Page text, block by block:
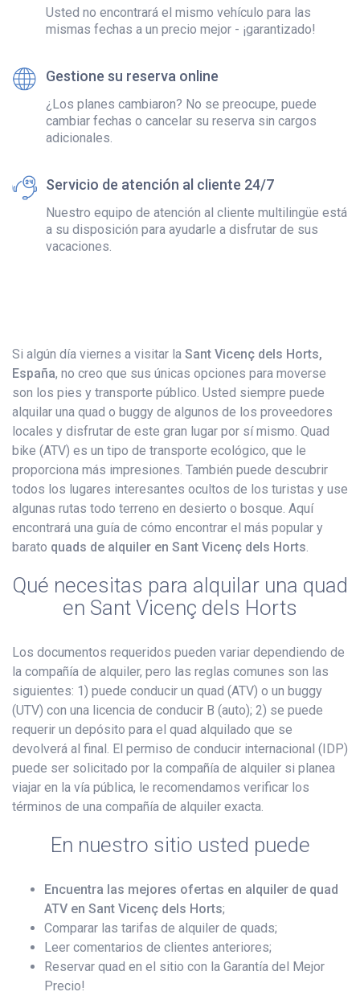
Usted no encontrará el mismo vehículo para las
mismas fechas a un precio mejor - ¡garantizado!
Gestione su reserva online
¿Los planes cambiaron? No se preocupe, puede
cambiar fechas o cancelar su reserva sin cargos
adicionales.
Servicio de atención al cliente 24/7
Nuestro equipo de atención al cliente multilingüe está
a su disposición para ayudarle a disfrutar de sus
vacaciones.
Si algún día viernes a visitar la Sant Vicenç dels Horts,
España, no creo que sus únicas opciones para moverse
son los pies y transporte público. Usted siempre puede
alquilar una quad o buggy de algunos de los proveedores
locales y disfrutar de este gran lugar por sí mismo. Quad
bike (ATV) es un tipo de transporte ecológico, que le
proporciona más impresiones. También puede descubrir
todos los lugares interesantes ocultos de los turistas y use
algunas rutas todo terreno en desierto o bosque. Aquí
encontrará una guía de cómo encontrar el más popular y
barato quads de alquiler en Sant Vicenç dels Horts.
Qué necesitas para alquilar una quad
en Sant Vicenç dels Horts
Los documentos requeridos pueden variar dependiendo de
la compañía de alquiler, pero las reglas comunes son las
siguientes: 1) puede conducir un quad (ATV) o un buggy
(UTV) con una licencia de conducir B (auto); 2) se puede
requerir un depósito para el quad alquilado que se
devolverá al final. El permiso de conducir internacional (IDP)
puede ser solicitado por la compañía de alquiler si planea
viajar en la vía pública, le recomendamos verificar los
términos de una compañía de alquiler exacta.
En nuestro sitio usted puede
Encuentra las mejores ofertas en alquiler de quad
ATV en Sant Vicenç dels Horts;
Comparar las tarifas de alquiler de quads;
Leer comentarios de clientes anteriores;
Reservar quad en el sitio con la Garantía del Mejor
Precio!